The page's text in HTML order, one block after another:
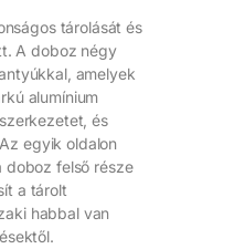
tárolását és
A doboz négy
amelyek
alumínium
és
egyik oldalon
doboz felső része
a tárolt
habbal van